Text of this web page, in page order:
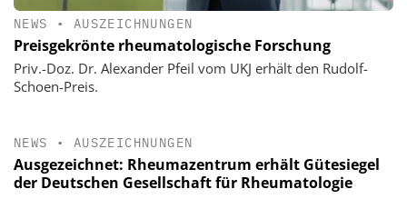
NEWS • AUSZEICHNUNGEN
Preisgekrönte rheumatologische Forschung
Priv.-Doz. Dr. Alexander Pfeil vom UKJ erhält den Rudolf-
Schoen-Preis.
NEWS • AUSZEICHNUNGEN
Ausgezeichnet: Rheumazentrum erhält Gütesiegel
der Deutschen Gesellschaft für Rheumatologie